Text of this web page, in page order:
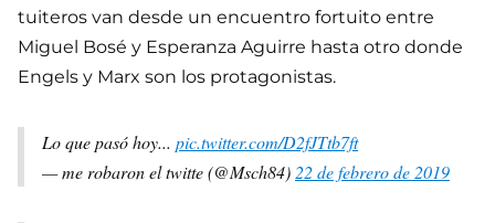
tuiteros van desde un encuentro fortuito entre
Miguel Bosé y Esperanza Aguirre hasta otro donde
Engels y Marx son los protagonistas.
Lo que pasó hoy... pic.twitter.com/D2fJTtb7ft
— me robaron el twitte (@Msch84) 22 de febrero de 2019